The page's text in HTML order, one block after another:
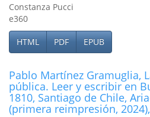
Constanza Pucci
e360
HTML PDF EPUB
Pablo Martínez Gramuglia,
pública. Leer y escribir en
1810, Santiago de Chile,
(primera reimpresión,